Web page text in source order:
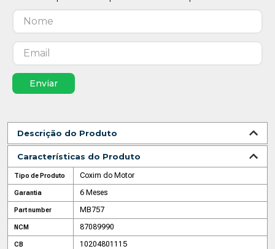
Enviar
Descrição do Produto
Características do Produto
Tipo de Produto Coxim do Motor
Garantia 6 Meses
Part number MB757
NCM 87089990
CB 10204801115